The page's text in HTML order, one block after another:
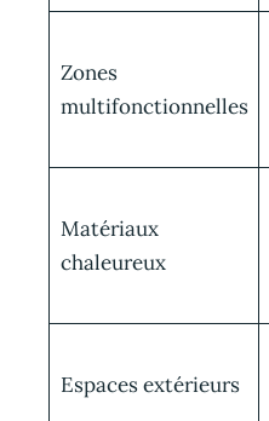
Zones
multifonctionnelles
Matériaux
chaleureux
Espaces extérieurs